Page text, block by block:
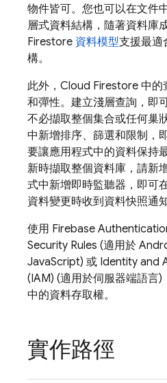
物件皆可。您也可以在文件
層式資料結構，隨著資料庫
Firestore 資料模型支援最適
構。
此外， Cloud Firestore 中的
和彈性。建立淺層查詢，即
不必擷取整個集合或任何巢
中新增排序、篩選和限制，
要讓應用程式中的資料保持
新時擷取整個資料庫，請新
式中新增即時監聽器，即可
資料變更時收到資料快照通
使用 Firebase
Security Rules (適用於
JavaScript) 或 Identity and
(IAM) (適用於伺服器端語言)
中的資料存取權。
實作路徑